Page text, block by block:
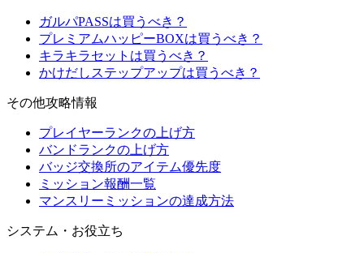
ガルパPASSは買うべき？
プレミアムハッピーBOXは買うべき？
キラキラセットは買うべき？
かけだしステップアップは買うべき？
その他攻略情報
プレイヤーランクの上げ方
バンドランクの上げ方
バッジ交換所のアイテム優先度
ミッション報酬一覧
マンスリーミッションの達成方法
システム・お役立ち